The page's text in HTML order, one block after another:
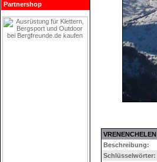
Partnershop
VRENENCHELEN
Beschreibung:
Schlüsselwörter: